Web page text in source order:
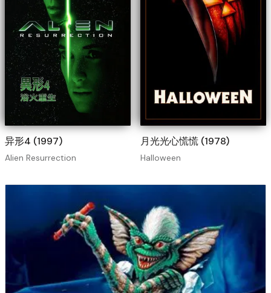
异形4 (1997)
Alien Resurrection
月光光心慌慌 (1978)
Halloween